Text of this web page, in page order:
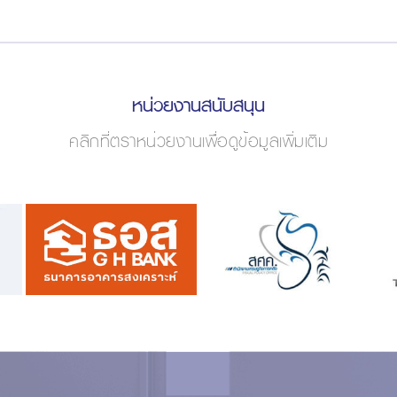
หน่วยงานสนับสนุน
คลิกที่ตราหน่วยงานเพื่อดูข้อมูลเพิ่มเติม